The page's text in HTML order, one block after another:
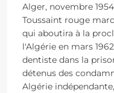
Alger, novembre
Toussaint rouge
qui aboutira à la
l'Algérie en mars
dentiste dans la
détenus des
Algérie